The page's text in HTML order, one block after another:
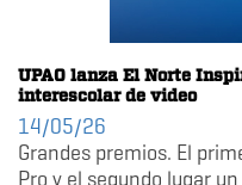
UPAO lanza El Norte
interescolar de video
14/05/26
Grandes premios. El
Pro y el segundo lugar